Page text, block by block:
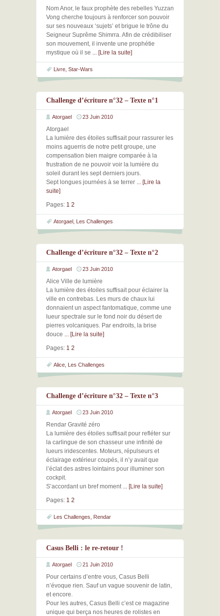
Nom Anor, le faux prophète des rebelles Yuzzan
Vong cherche toujours à renforcer son pouvoir
sur ses nouveaux ‘sujets’ et brigue le trône du
Seigneur Suprême Shimrra. Afin de crédibiliser
son mouvement, il invente une prophétie
mystique où il se ... [Lire la suite]
Livre Star-Wars
Challenge d’écriture n°32 – Texte n°1
Atorgael 23 Juin 2010
Atorgael
La lumière des étoiles suffisait pour rassurer les
moins aguerris de notre petit groupe, une
compensation bien maigre comparée à la
frustration de ne pouvoir voir la lumière du
soleil durant les sept derniers jours.
Sept longues journées à se terrer ... [Lire la
suite]
Pages: 1 2
Atorgael Les Challenges
Challenge d’écriture n°32 – Texte n°2
Atorgael 23 Juin 2010
Alice Ville de lumière
La lumière des étoiles suffisait pour éclairer la
ville en contrebas. Les murs de chaux lui
donnaient un aspect fantomatique, comme une
lueur spectrale sur le fond noir du désert de
pierres volcaniques. Par endroits, la brise
douce ... [Lire la suite]
Pages: 1 2
Alice Les Challenges
Challenge d’écriture n°32 – Texte n°3
Atorgael 23 Juin 2010
Rendar Gravité zéro
La lumière des étoiles suffisait pour refléter sur
la carlingue de son chasseur une infinité de
lueurs iridescentes. Moteurs, répulseurs et
éclairage extérieur coupés, il n’y avait que
l’éclat des astres lointains pour illuminer son
cockpit.
S’accordant un bref moment ... [Lire la suite]
Pages: 1 2
Les Challenges Rendar
Casus Belli : le re-retour !
Atorgael 21 Juin 2010
Pour certains d’entre vous, Casus Belli
n’évoque rien. Sauf un vague souvenir de latin,
et encore.
Pour les autres, Casus Belli c’est ce magazine
unique qui berça nos heures de rolistes en